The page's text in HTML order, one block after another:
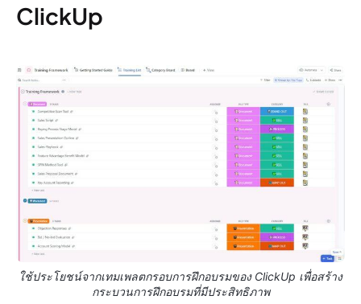
ClickUp
ใช้ประโยชน์จากเทมเพลตกรอบการฝึกอบรมของ ClickUp เพื่อสร้าง
กระบวนการฝึกอบรมที่มีประสิทธิภาพ